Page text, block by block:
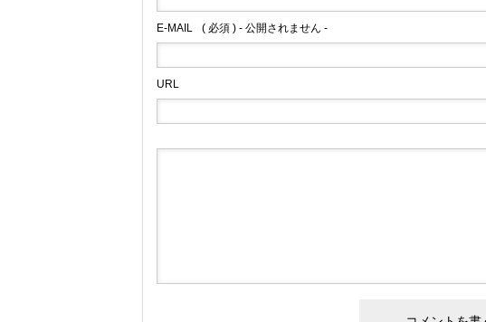
E-MAIL ( 必須 ) - 公開されません -
URL